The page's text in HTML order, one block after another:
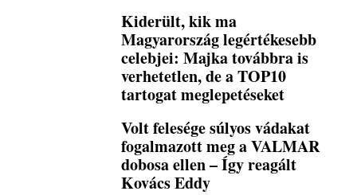
Kiderült, kik ma
Magyarország legértékesebb
celebjei: Majka továbbra is
verhetetlen, de a TOP10
tartogat meglepetéseket
Volt felesége súlyos vádakat
fogalmazott meg a VALMAR
dobosa ellen – Így reagált
Kovács Eddy